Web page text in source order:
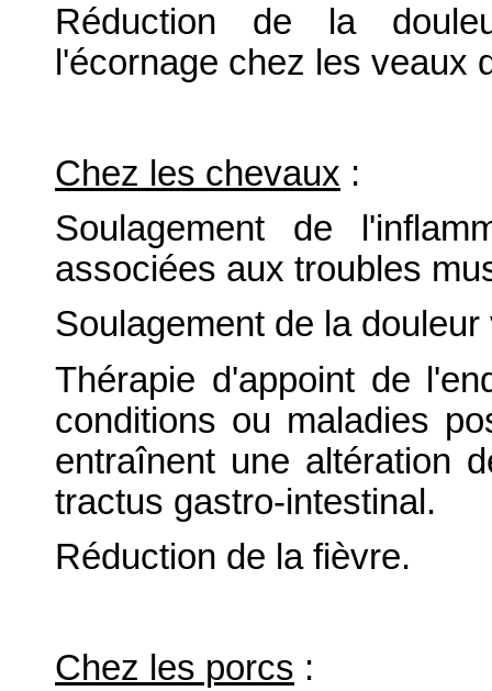
Réduction de la
l'écornage chez les veaux
Chez les chevaux :
Soulagement de
associées aux troubles
Soulagement de la
Thérapie d'appoint de
conditions ou maladies
entraînent une altération
tractus gastro-intestinal.
Réduction de la fièvre.
Chez les porcs :